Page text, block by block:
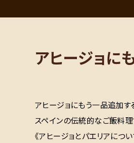
アヒージョに
アヒージョにもう一品追加す
スペインの伝統的なご飯料
《アヒージョとパエリアについ